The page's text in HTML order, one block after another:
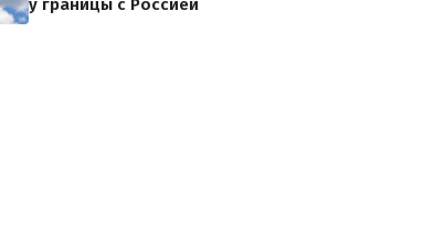
у границы с Россией